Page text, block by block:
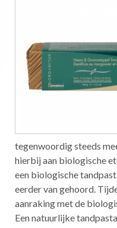
tegenwoordig steeds
hierbij aan biologische
een biologische
eerder van gehoord.
aanraking met de
Een natuurlijke